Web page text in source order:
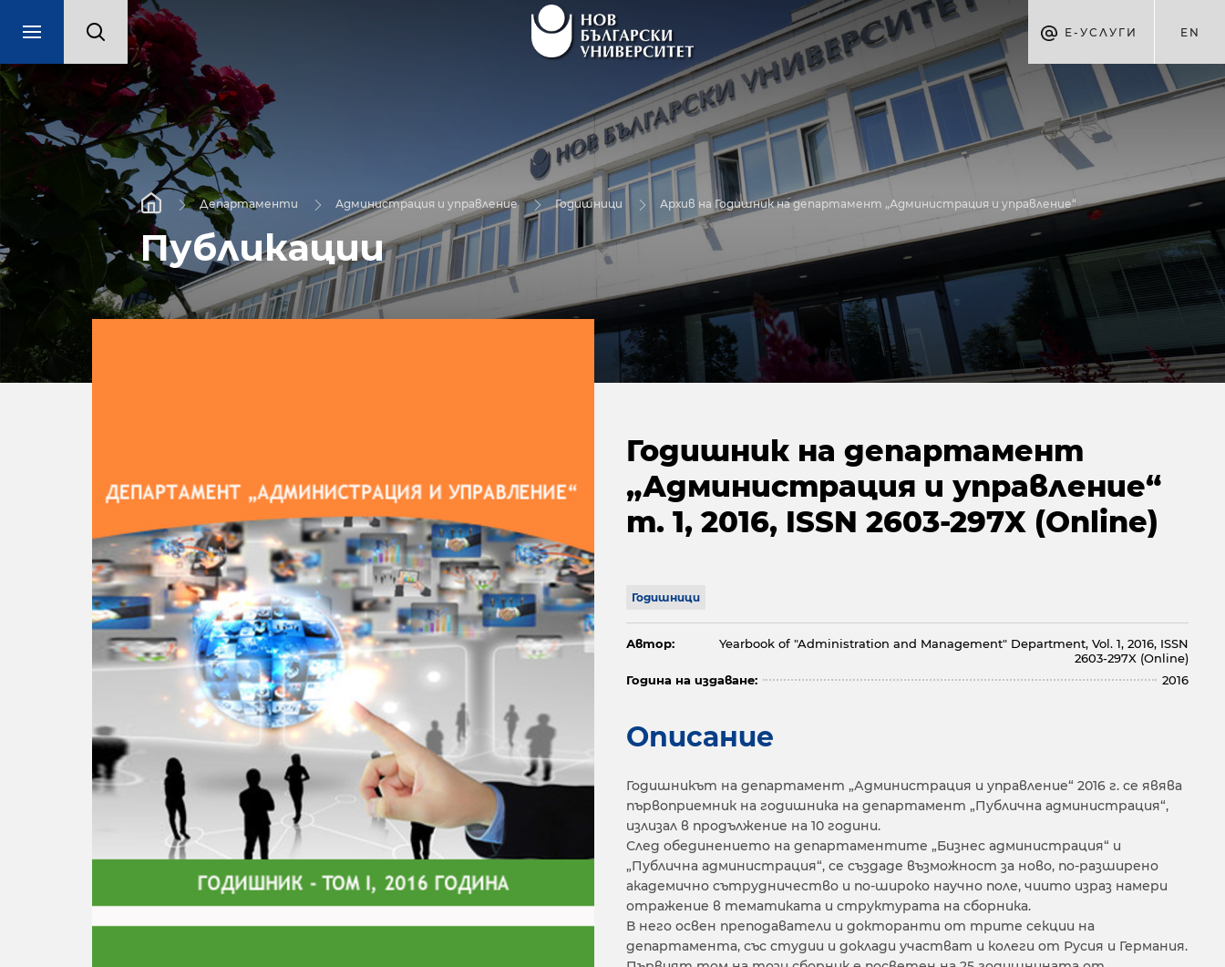
Е-УСЛУГИ EN
Департаменти Администрация и управление Годишници Архив на Годишник на департамент „Администрация и управление“
Публикации
Годишник на департамент
„Администрация и управление“
т. 1, 2016, ISSN 2603-297X (Online)
Годишници
Автор:
Yearbook of "Administration and Management" Department, Vol. 1, 2016, ISSN
2603-297X (Online)
Година на издаване:
2016
Описание
Годишникът на департамент „Администрация и управление“ 2016 г. се явява
първоприемник на годишника на департамент „Публична администрация“,
излизал в продължение на 10 години.
След обединението на департаментите „Бизнес администрация“ и
„Публична администрация“, се създаде възможност за ново, по-разширено
академично сътрудничество и по-широко научно поле, чиито израз намери
отражение в тематиката и структурата на сборника.
В него освен преподаватели и докторанти от трите секции на
департамента, със студии и доклади участват и колеги от Русия и Германия.